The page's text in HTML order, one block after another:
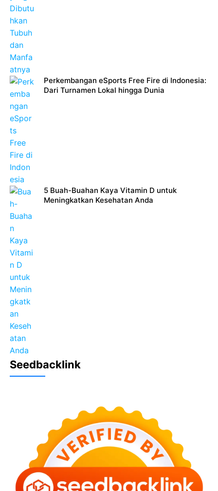
Perkembangan eSports Free Fire di Indonesia:
Dari Turnamen Lokal hingga Dunia
5 Buah-Buahan Kaya Vitamin D untuk
Meningkatkan Kesehatan Anda
Seedbacklink